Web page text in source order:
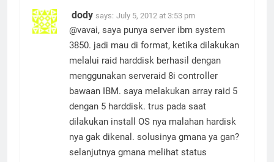
dody says: July 5, 2012 at 3:53 pm
@vavai, saya punya server ibm system
3850. jadi mau di format, ketika dilakukan
melalui raid harddisk berhasil dengan
menggunakan serveraid 8i controller
bawaan IBM. saya melakukan array raid 5
dengan 5 harddisk. trus pada saat
dilakukan install OS nya malahan hardisk
nya gak dikenal. solusinya gmana ya gan?